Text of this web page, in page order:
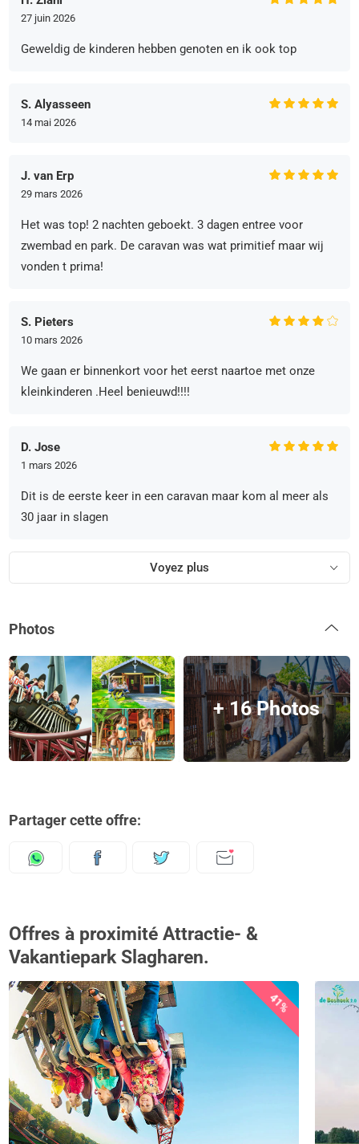
27 juin 2026
Geweldig de kinderen hebben genoten en ik ook top
S. Alyasseen
14 mai 2026
J. van Erp
29 mars 2026
Het was top! 2 nachten geboekt. 3 dagen entree voor
zwembad en park. De caravan was wat primitief maar wij
vonden t prima!
S. Pieters
10 mars 2026
We gaan er binnenkort voor het eerst naartoe met onze
kleinkinderen .Heel benieuwd!!!!
D. Jose
1 mars 2026
Dit is de eerste keer in een caravan maar kom al meer als
30 jaar in slagen
Voyez plus
Photos
+ 16 Photos
Partager cette offre:
Offres à proximité Attractie- &
Vakantiepark Slagharen.
41%